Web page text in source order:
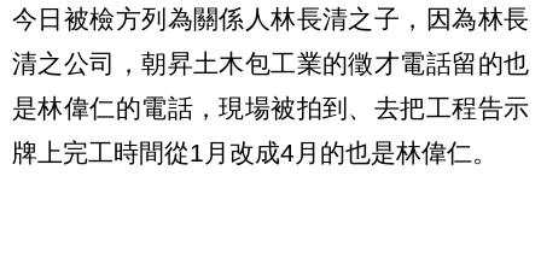
今日被檢方列為關係人林長清之子，因為林長
清之公司，朝昇土木包工業的徵才電話留的也
是林偉仁的電話，現場被拍到、去把工程告示
牌上完工時間從1月改成4月的也是林偉仁。